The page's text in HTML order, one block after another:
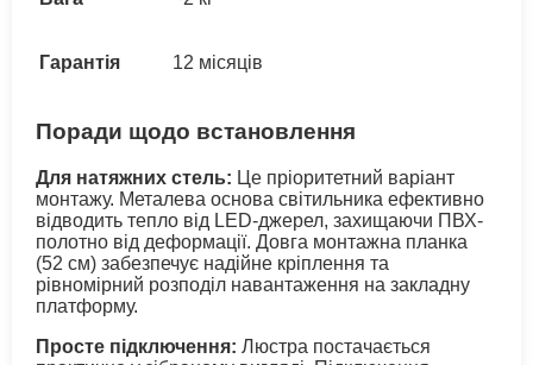
Гарантія 12 місяців
Поради щодо встановлення
Для натяжних стель: Це пріоритетний варіант
монтажу. Металева основа світильника ефективно
відводить тепло від LED-джерел, захищаючи ПВХ-
полотно від деформації. Довга монтажна планка
(52 см) забезпечує надійне кріплення та
рівномірний розподіл навантаження на закладну
платформу.
Просте підключення: Люстра постачається